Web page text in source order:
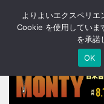
よりよいエクスペリ
Cookie を使用していま
を承諾
OK